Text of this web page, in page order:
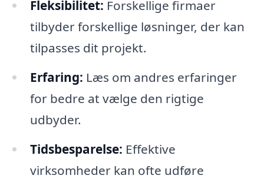
Fleksibilitet: Forskellige firmaer
tilbyder forskellige løsninger, der kan
tilpasses dit projekt.
Erfaring: Læs om andres erfaringer
for bedre at vælge den rigtige
udbyder.
Tidsbesparelse: Effektive
virksomheder kan ofte udføre